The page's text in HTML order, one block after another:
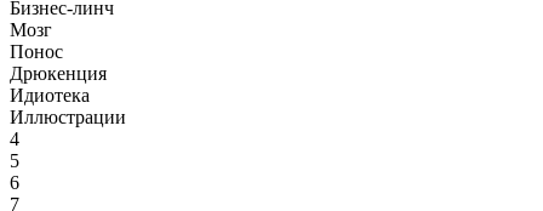
Бизнес-линч
Мозг
Понос
Дрюкенция
Идиотека
Иллюстрации
4
5
6
7